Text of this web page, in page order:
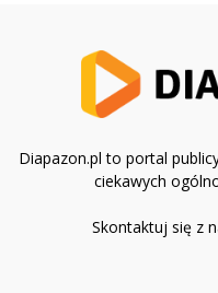
Diapazon.pl to portal
ciekawych
Skontaktuj się z